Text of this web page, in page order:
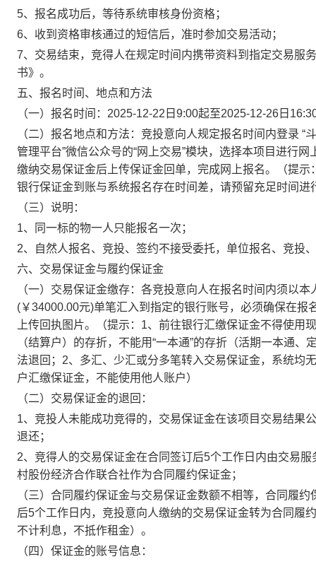
5、 报名成功后，等待系统审核身份资格；
6、 收到资格审核通过的短信后，准时参加交易活动；
7、 交易结束，竞得人在规定时间内携带资料到指定交易服
书》 。
五、报名时间、地点和方法
（一）报名时间： 2025-12-22 日 9:00起至2025-12-26 日
（二）报名地点和方法：竞投意向人规定报名时间内登录 “
管理平台”微信公众号的“网上交易”模块，选择本项目进行
缴纳交易保证金后上传保证金回单，完成网上报名。
（提
银行保证金到账与系统报名存在时间差，请预留充足时间进
（三）说明：
1、同一标的物一人只能报名一次；
2、自然人报名、竞投、签约不接受委托，单位报名、竞投
六、交易保证金与履约保证金
（一）交易保证金缴存：各竞投意向人在报名 时间内须以本
(￥34000.00元)单笔汇入到指定的银行账号，必须确保在报
上传回执图片。
（提示： 1、前往银行汇缴保证金不得使用
（结算户）的存折，不能用“一本通”的存折（活期一本通
法退回；2、多汇、少汇或分多笔转入交易保证金，系统均
户汇缴保证金，不能使用他人账户）
（二）交易保证金的退回：
1、竞投人未能成功竞得的，交易保证金在该项目交易结果
退还；
2、竞得人的交易保证金在合同签订后5个工作日内由交易
村股份经济合作联合社作为合同履约保证金；
（三） 合同履约保证金与交易保证金数额不相等，合同履约
后5个工作日内，竞投意向人缴纳的交易保证金转为合同履
不计利息，不抵作租金） 。
（四）保证金的账号信息：